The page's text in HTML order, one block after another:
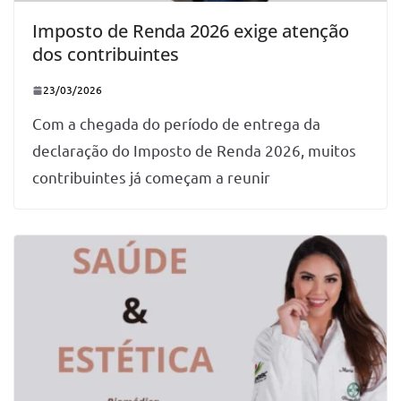
Imposto de Renda 2026 exige atenção
dos contribuintes
23/03/2026
Com a chegada do período de entrega da
declaração do Imposto de Renda 2026, muitos
contribuintes já começam a reunir